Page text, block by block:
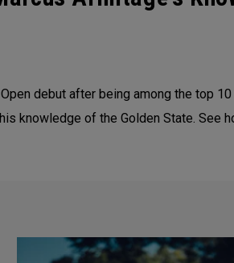
debut after being among the top
knowledge of the Golden State. See